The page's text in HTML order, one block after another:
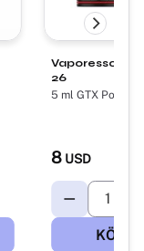
​Vaporesso
26
5 ml GTX Pod
8 USD